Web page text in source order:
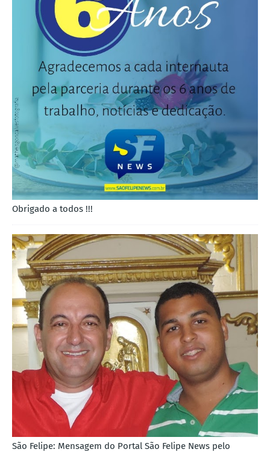
Obrigado a todos !!!
São Felipe: Mensagem do Portal São Felipe News pelo